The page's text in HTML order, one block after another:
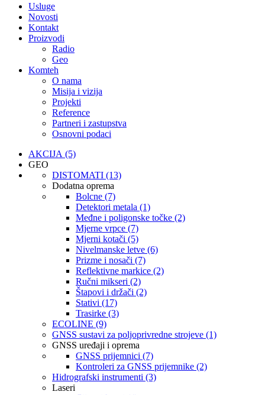
Usluge
Novosti
Kontakt
Proizvodi
Radio
Geo
Komteh
O nama
Misija i vizija
Projekti
Reference
Partneri i zastupstva
Osnovni podaci
AKCIJA (5)
GEO
DISTOMATI (13)
Dodatna oprema
Bolcne (7)
Detektori metala (1)
Međne i poligonske točke (2)
Mjerne vrpce (7)
Mjerni kotači (5)
Nivelmanske letve (6)
Prizme i nosači (7)
Reflektivne markice (2)
Ručni mikseri (2)
Štapovi i držači (2)
Stativi (17)
Trasirke (3)
ECOLINE (9)
GNSS sustavi za poljoprivredne strojeve (1)
GNSS uređaji i oprema
GNSS prijemnici (7)
Kontroleri za GNSS prijemnike (2)
Hidrografski instrumenti (3)
Laseri